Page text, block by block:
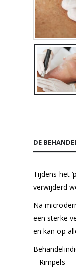
DE
Tijdens het
verwijderd
Na
een sterke
en kan op
– Rimpels